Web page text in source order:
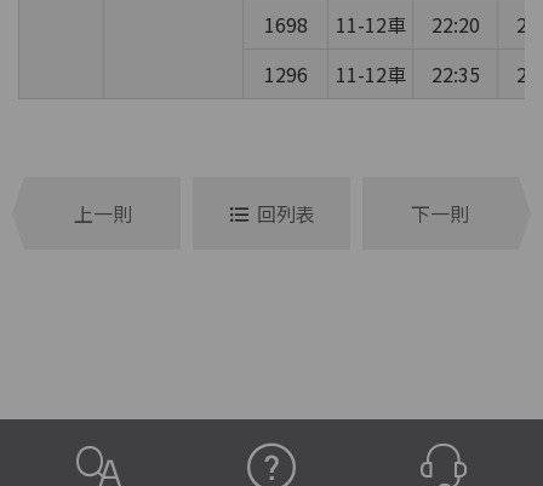
1698
11-12車 22:20
1296
11-12車 22:35
上一則 回列表 下一則